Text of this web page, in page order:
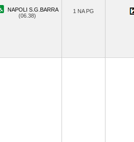
NAPOLI S.G.BARRA
(06.38)
1 NA PG